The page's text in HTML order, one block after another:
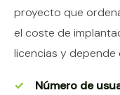
proyecto que
el coste de
licencias y
Número de